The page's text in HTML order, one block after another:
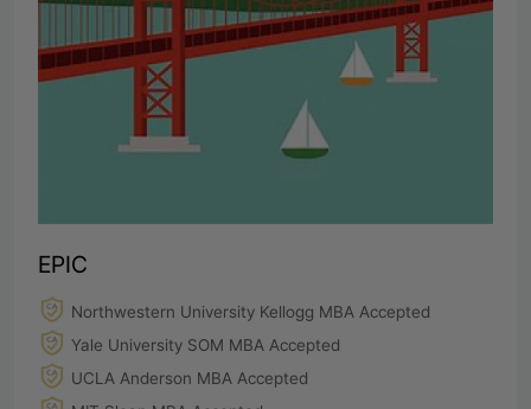
EPIC
Northwestern University Kellogg MBA Accepted
Yale University SOM MBA Accepted
UCLA Anderson MBA Accepted